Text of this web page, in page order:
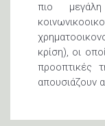
πιο
κρίση), οι
προοπτικές
απουσιάζουν